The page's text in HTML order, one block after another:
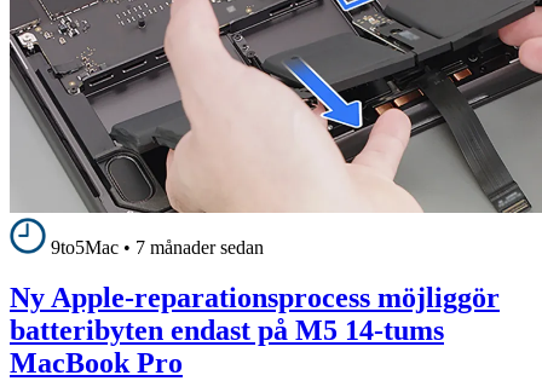
9to5Mac • 7 månader sedan
Ny Apple-reparationsprocess möjliggör
batteribyten endast på M5 14-tums
MacBook Pro